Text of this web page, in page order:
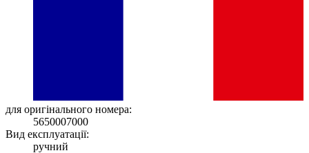
для оригінального номера:
5650007000
Вид експлуатації:
ручний